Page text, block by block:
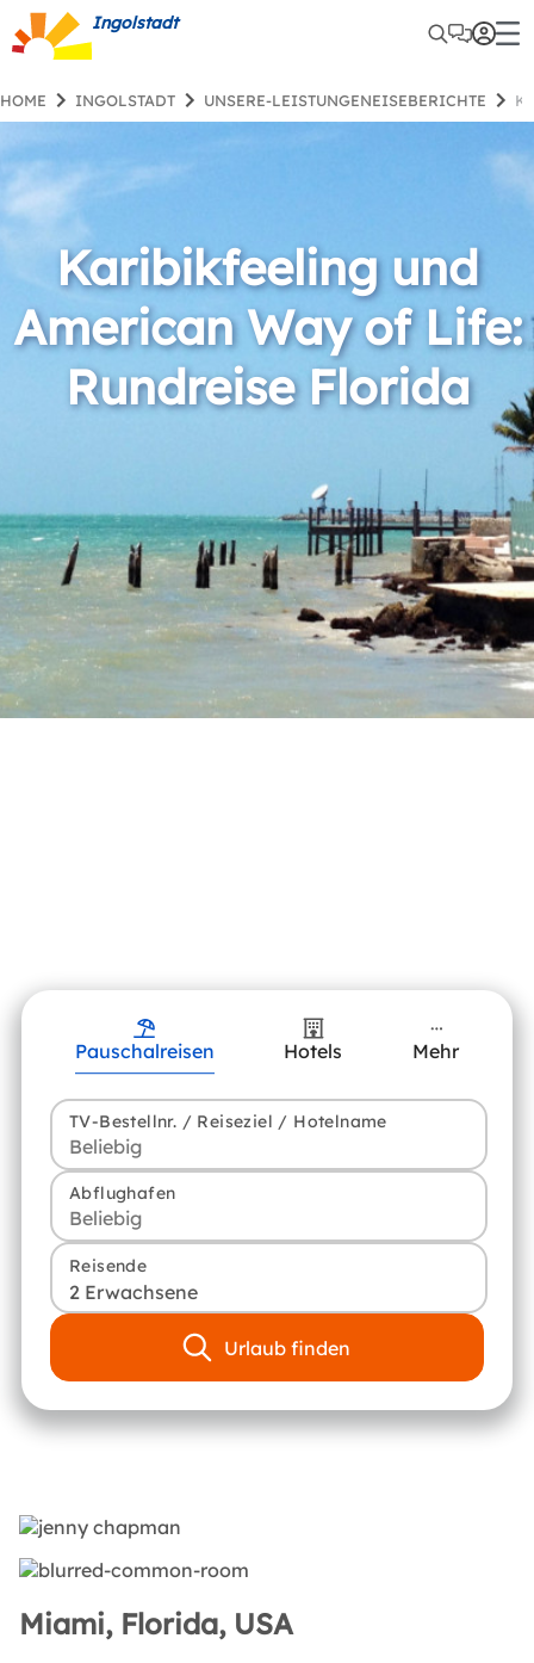
Ingolstadt
HOME INGOLSTADT UNSERE-LEISTUNGENEISEBERICHTE
Karibikfeeling und
American Way of Life:
Rundreise Florida
Pauschalreisen Hotels Mehr
TV-Bestellnr. / Reiseziel / Hotelname
Abflughafen
Reisende
2 Erwachsene
Urlaub finden
Miami, Florida, USA